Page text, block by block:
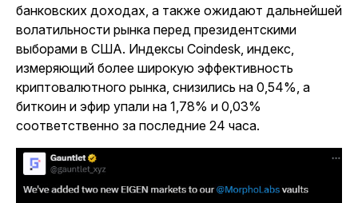
банковских доходах, а также ожидают дальнейшей
волатильности рынка перед президентскими
выборами в США. Индексы Coindesk, индекс,
измеряющий более широкую эффективность
криптовалютного рынка, снизились на 0,54%, а
биткоин и эфир упали на 1,78% и 0,03%
соответственно за последние 24 часа.